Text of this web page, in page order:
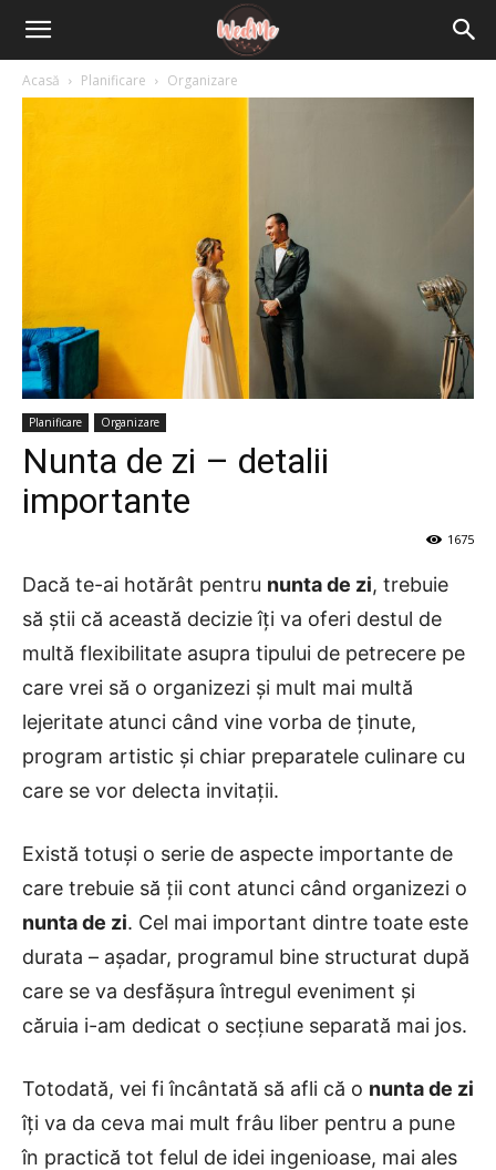
Acasă Planificare Organizare
Planificare Organizare
Nunta de zi – detalii
importante
1675
Dacă te-ai hotărât pentru nunta de zi, trebuie
să știi că această decizie îți va oferi destul de
multă flexibilitate asupra tipului de petrecere pe
care vrei să o organizezi și mult mai multă
lejeritate atunci când vine vorba de ținute,
program artistic și chiar preparatele culinare cu
care se vor delecta invitații.
Există totuși o serie de aspecte importante de
care trebuie să ții cont atunci când organizezi o
nunta de zi. Cel mai important dintre toate este
durata – așadar, programul bine structurat după
care se va desfășura întregul eveniment și
căruia i-am dedicat o secțiune separată mai jos.
Totodată, vei fi încântată să afli că o nunta de zi
îți va da ceva mai mult frâu liber pentru a pune
în practică tot felul de idei ingenioase, mai ales